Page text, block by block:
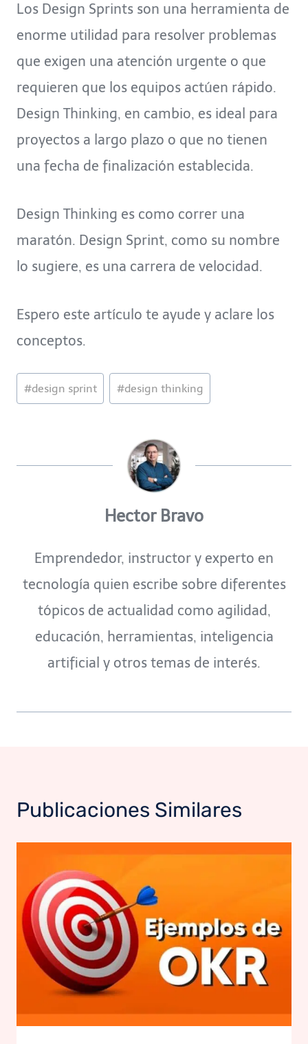
Los Design Sprints son una herramienta de
enorme utilidad para resolver problemas
que exigen una atención urgente o que
requieren que los equipos actúen rápido.
Design Thinking, en cambio, es ideal para
proyectos a largo plazo o que no tienen
una fecha de finalización establecida.
Design Thinking es como correr una
maratón. Design Sprint, como su nombre
lo sugiere, es una carrera de velocidad.
Espero este artículo te ayude y aclare los
conceptos.
Etiquetas
de
#design sprint #design thinking
Hector Bravo
Emprendedor, instructor y experto en
tecnología quien escribe sobre diferentes
tópicos de actualidad como agilidad,
educación, herramientas, inteligencia
artificial y otros temas de interés.
Publicaciones Similares